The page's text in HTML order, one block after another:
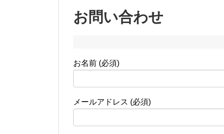
お問い合わせ
お名前 (必須)
メールアドレス (必須)